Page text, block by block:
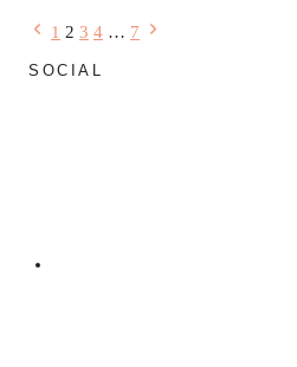
Navigazione
pagina
Pagina
Precedente
1 2 3 4 … 7
Pagina
SOCIAL